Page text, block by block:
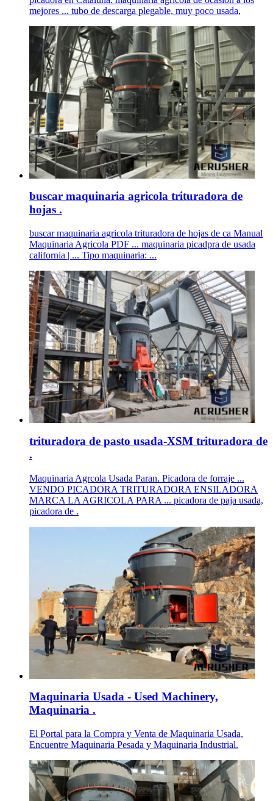
mejores ... tubo de descarga plegable, muy poco usada,
buscar maquinaria agricola trituradora de
hojas .
buscar maquinaria agricola trituradora de hojas de ca Manual
Maquinaria Agricola PDF ... maquinaria picadpra de usada
california | ... Tipo maquinaria: ...
trituradora de pasto usada-XSM trituradora de
.
Maquinaria Agrcola Usada Paran. Picadora de forraje ...
VENDO PICADORA TRITURADORA ENSILADORA
MARCA LA AGRICOLA PARA ... picadora de paja usada,
picadora de .
Maquinaria Usada - Used Machinery,
Maquinaria .
El Portal para la Compra y Venta de Maquinaria Usada,
Encuentre Maquinaria Pesada y Maquinaria Industrial.